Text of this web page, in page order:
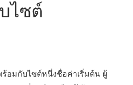
ไซต์
ร้อมกับไซต์หนึ่งชื่อค่าเริ่มต้น ผู้